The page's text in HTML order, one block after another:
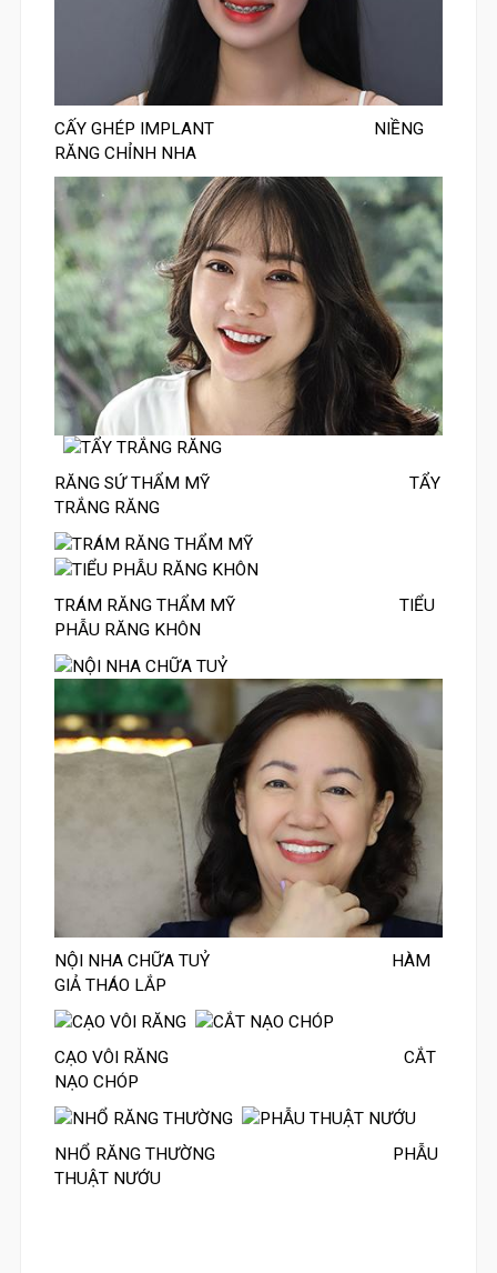
CẤY GHÉP IMPLANT
NIỀNG
RĂNG CHỈNH NHA
RĂNG SỨ THẨM MỸ
TẨY
TRẮNG RĂNG
TRÁM RĂNG THẨM MỸ
TIỂU
PHẪU RĂNG KHÔN
NỘI NHA CHỮA TUỶ
HÀM
GIẢ THÁO LẮP
CẠO VÔI RĂNG
CẮT
NẠO CHÓP
NHỔ RĂNG THƯỜNG
PHẪU
THUẬT NƯỚU